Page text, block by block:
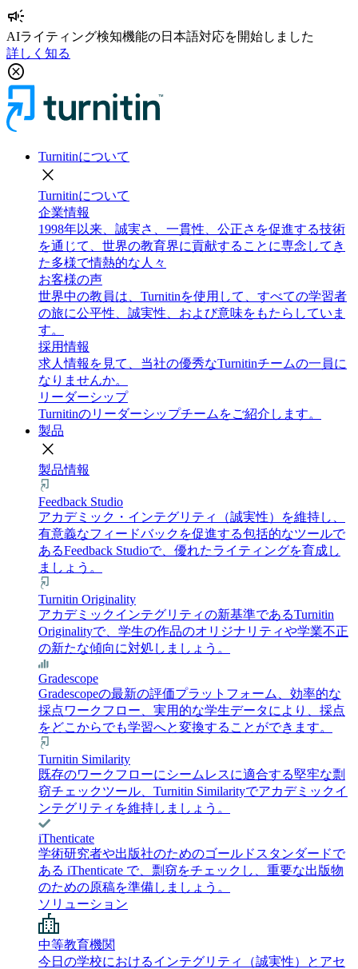
campaign
AIライティング検知機能の日本語対応を開始しました
詳しく知る
cancel
Turnitinについて
close
Turnitinについて
企業情報
1998年以来、誠実さ、一貫性、公正さを促進する技術
を通じて、世界の教育界に貢献することに専念してき
た多様で情熱的な人々
お客様の声
世界中の教員は、Turnitinを使用して、すべての学習者
の旅に公平性、誠実性、および意味をもたらしていま
す。
採用情報
求人情報を見て、当社の優秀なTurnitinチームの一員に
なりませんか。
リーダーシップ
Turnitinのリーダーシップチームをご紹介します。
製品
close
製品情報
Feedback Studio
アカデミック・インテグリティ（誠実性）を維持し、
有意義なフィードバックを促進する包括的なツールで
あるFeedback Studioで、優れたライティングを育成し
ましょう。
Turnitin Originality
アカデミックインテグリティの新基準であるTurnitin
Originalityで、学生の作品のオリジナリティや学業不正
の新たな傾向に対処しましょう。
Gradescope
Gradescopeの最新の評価プラットフォーム、効率的な
採点ワークフロー、実用的な学生データにより、採点
をどこからでも学習へと変換することができます。
Turnitin Similarity
既存のワークフローにシームレスに適合する堅牢な剽
窃チェックツール、Turnitin Similarityでアカデミックイ
ンテグリティを維持しましょう。
iThenticate
学術研究者や出版社のためのゴールドスタンダードで
ある iThenticate で、剽窃をチェックし、重要な出版物
のための原稿を準備しましょう。
ソリューション
中等教育機関
今日の学校におけるインテグリティ（誠実性）とアセ